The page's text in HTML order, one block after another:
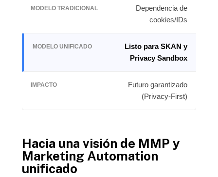
Dependencia de
cookies/IDs
Listo paraSKAN y
Privacy Sandbox
Futuro garantizado
(Privacy-First)
Hacia una visión de MMP y
Marketing Automation
unificado